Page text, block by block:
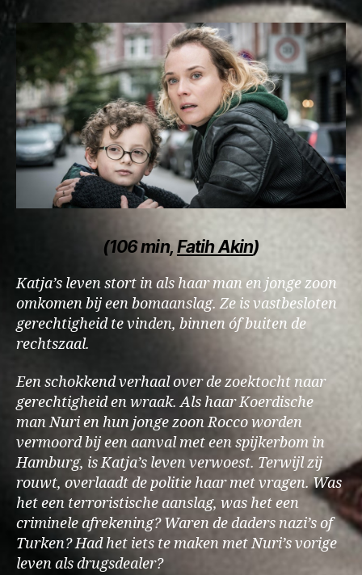
(106 min, Fatih Akin)
Katja’s leven stort in als haar man en jonge zoon
omkomen bij een bomaanslag. Ze is vastbesloten
gerechtigheid te vinden, binnen óf buiten de
rechtszaal.
Een schokkend verhaal over de zoektocht naar
gerechtigheid en wraak. Als haar Koerdische
man Nuri en hun jonge zoon Rocco worden
vermoord bij een aanval met een spijkerbom in
Hamburg, is Katja’s leven verwoest. Terwijl zij
rouwt, overlaadt de politie haar met vragen. Was
het een terroristische aanslag, was het een
criminele afrekening? Waren de daders nazi’s of
Turken? Had het iets te maken met Nuri’s vorige
leven als drugsdealer?